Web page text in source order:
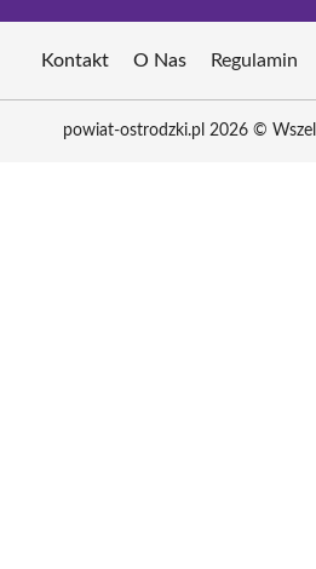
Kontakt O Nas Regulamin
powiat-ostrodzki.pl 2026 ©